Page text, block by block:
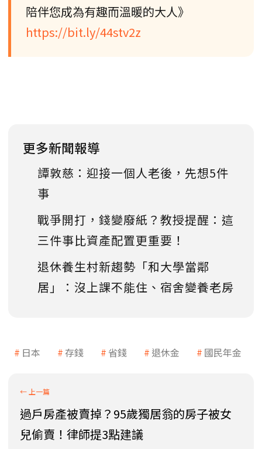
陪伴您成為有趣而溫暖的大人》
https://bit.ly/44stv2z
更多新聞報導
譚敦慈：迎接一個人老後，先想5件
事
戰爭開打，錢變廢紙？教授提醒：這
三件事比資產配置更重要！
退休養生村新趨勢「和大學當鄰
居」：沒上課不能住、宿舍變養老房
日本 存錢 省錢 退休金 國民年金
過戶房產被賣掉？95歲獨居翁的房子被女
兒偷賣！律師提3點建議